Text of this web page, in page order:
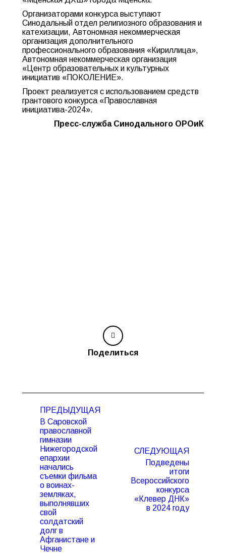
Организаторами конкурса выступают
Синодальный отдел религиозного образования и
катехизации, Автономная некоммерческая
организация дополнительного
профессионального образования «Кириллица»,
Автономная некоммерческая организация
«Центр образовательных и культурных
инициатив «ПОКОЛЕНИЕ».
Проект реализуется с использованием средств
грантового конкурса «Православная
инициатива-2024».
Пресс-служба Синодального ОРОиК
Поделиться
записям
ПРЕДЫДУЩАЯ
Предыдущая
запись:
В Саровской
православной
гимназии
Нижегородской
епархии
начались
съемки фильма
о воинах-
земляках,
выполнявших
свой
солдатский
долг в
Афганистане и
Чечне
СЛЕДУЮЩАЯ
Следующая
запись:
Подведены
итоги
Всероссийского
конкурса
«Клевер ДНК»
в 2024 году